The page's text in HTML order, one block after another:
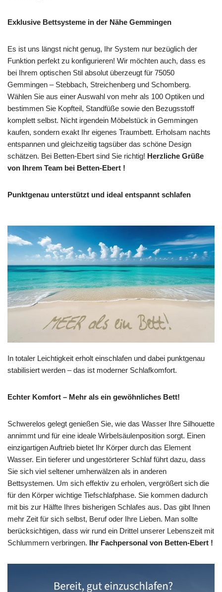
Exklusive Bettsysteme in der Nähe Gemmingen
Es ist uns längst nicht genug, Ihr System nur bezüglich der
Funktion perfekt zu konfigurieren! Wir möchten auch, dass es
bei Ihrem optischen Stil absolut überzeugt für 75050
Gemmingen – Stebbach, Streichenberg und Schomberg.
Wählen Sie aus einer Auswahl von mehr als 100 Optiken und
bestimmen Sie Kopfteil, Standfüße sowie den Bezugsstoff
komplett selbst. Nicht irgendein Möbelstück in Gemmingen
kaufen, sondern exakt Ihr eigenes Traumbett. Erholsam nachts
entspannen und gleichzeitig tagsüber das schöne Design
schätzen. Bei Betten-Ebert sind Sie richtig! Herzliche Grüße
von Ihrem Team bei Betten-Ebert !
Punktgenau unterstützt und ideal entspannt schlafen
In totaler Leichtigkeit erholt einschlafen und dabei punktgenau
stabilisiert werden – das ist moderner Schlafkomfort.
Echter Komfort – Mehr als ein gewöhnliches Bett!
Schwerelos gelegt genießen Sie, wie das Wasser Ihre Silhouette
annimmt und für eine ideale Wirbelsäulenposition sorgt. Einen
einzigartigen Auftrieb bietet Ihr Körper durch das Element
Wasser. Ein tieferer und ungestörterer Schlaf führt dazu, dass
Sie sich viel seltener umherwälzen als in anderen
Bettsystemen. Um sich effektiv zu erholen, vergrößert sich die
für den Körper wichtige Tiefschlafphase. Sie kommen dadurch
mit bis zur Hälfte Ihres bisherigen Schlafes aus. Das gibt Ihnen
mehr Zeit für sich selbst, Beruf oder Ihre Lieben. Man sollte
berücksichtigen, dass wir rund ein Drittel unserer Lebenszeit mit
Schlummern verbringen. Ihr Fachpersonal von Betten-Ebert !